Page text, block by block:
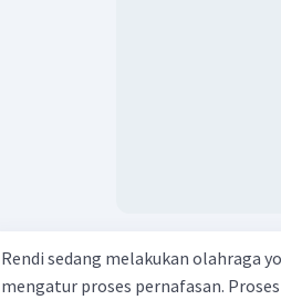
Rendi sedang melakukan olahraga
mengatur proses pernafasan.